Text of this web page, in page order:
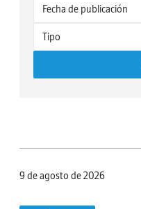
9 de agosto de 2026